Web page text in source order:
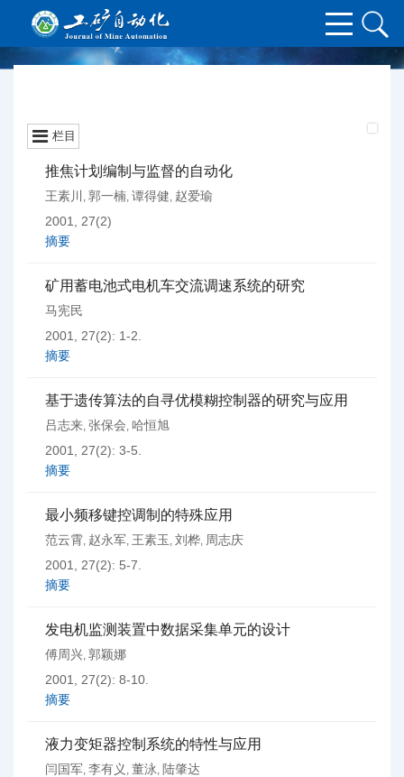
栏目
推焦计划编制与监督的自动化
王素川 , 郭一楠, 谭得健, 赵爱瑜
2001, 27(2)
摘要
矿用蓄电池式电机车交流调速系统的研究
马宪民
2001, 27(2): 1-2.
摘要
基于遗传算法的自寻优模糊控制器的研究与应用
吕志来, 张保会, 哈恒旭
2001, 27(2): 3-5.
摘要
最小频移键控调制的特殊应用
范云霄, 赵永军, 王素玉 , 刘桦, 周志庆
2001, 27(2): 5-7.
摘要
发电机监测装置中数据采集单元的设计
傅周兴, 郭颖娜
2001, 27(2): 8-10.
摘要
液力变矩器控制系统的特性与应用
闫国军, 李有义 , 董泳, 陆肇达